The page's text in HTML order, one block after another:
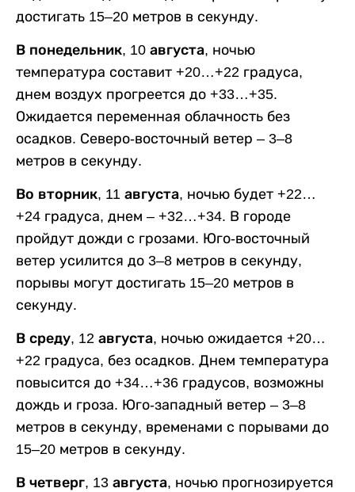
достигать 15–20 метров в секунду.
В понедельник, 10 августа, ночью
температура составит +20…+22 градуса,
днем воздух прогреется до +33…+35.
Ожидается переменная облачность без
осадков. Северо-восточный ветер – 3–8
метров в секунду.
Во вторник, 11 августа, ночью будет +22…
+24 градуса, днем – +32…+34. В городе
пройдут дожди с грозами. Юго-восточный
ветер усилится до 3–8 метров в секунду,
порывы могут достигать 15–20 метров в
секунду.
В среду, 12 августа, ночью ожидается +20…
+22 градуса, без осадков. Днем температура
повысится до +34…+36 градусов, возможны
дождь и гроза. Юго-западный ветер – 3–8
метров в секунду, временами с порывами до
15–20 метров в секунду.
В четверг, 13 августа, ночью прогнозируется